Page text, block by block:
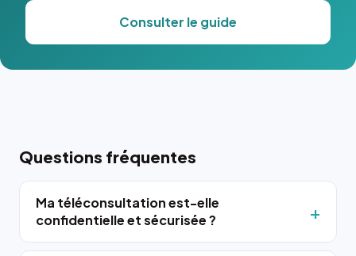
Consulter le guide
Questions fréquentes
Ma téléconsultation est-elle
confidentielle et sécurisée ?